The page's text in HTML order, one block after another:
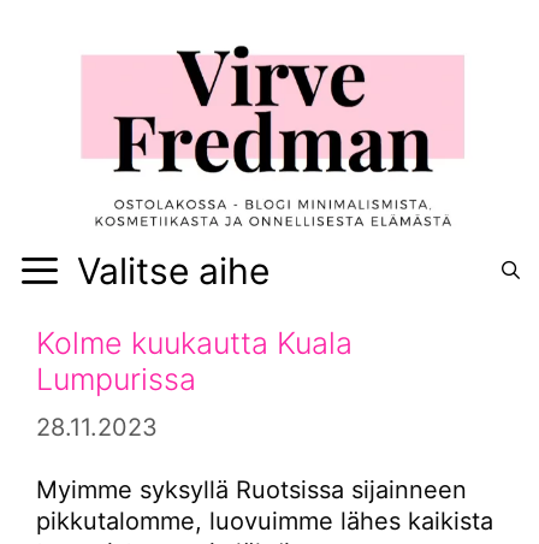
Valitse aihe
Kolme kuukautta Kuala
Lumpurissa
28.11.2023
Myimme syksyllä Ruotsissa sijainneen
pikkutalomme, luovuimme lähes kaikista